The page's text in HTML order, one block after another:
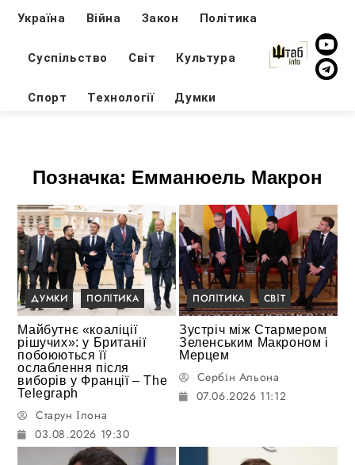
Україна Війна Закон Політика
Суспільство Світ Культура
Спорт Технології Думки
Позначка: Емманюель Макрон
ДУМКИ ПОЛІТИКА
Майбутнє «коаліції
рішучих»: у Британії
побоюються її
ослаблення після
виборів у Франції – The
Telegraph
Старун Ілона
03.08.2026 19:30
ПОЛІТИКА СВІТ
Зустріч між Стармером
Зеленським Макроном і
Мерцем
Сербін Альона
07.06.2026 11:12